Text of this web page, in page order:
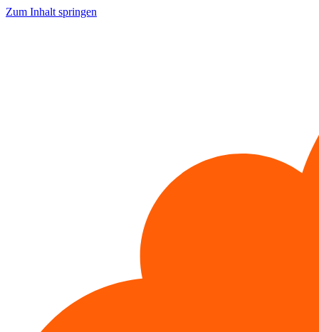
Zum Inhalt springen